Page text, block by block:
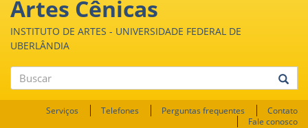
Legislação
Artes Cênicas
INSTITUTO DE ARTES - UNIVERSIDADE FEDERAL DE
UBERLÂNDIA
Buscar
Serviços Telefones Perguntas frequentes
Contato
Fale conosco